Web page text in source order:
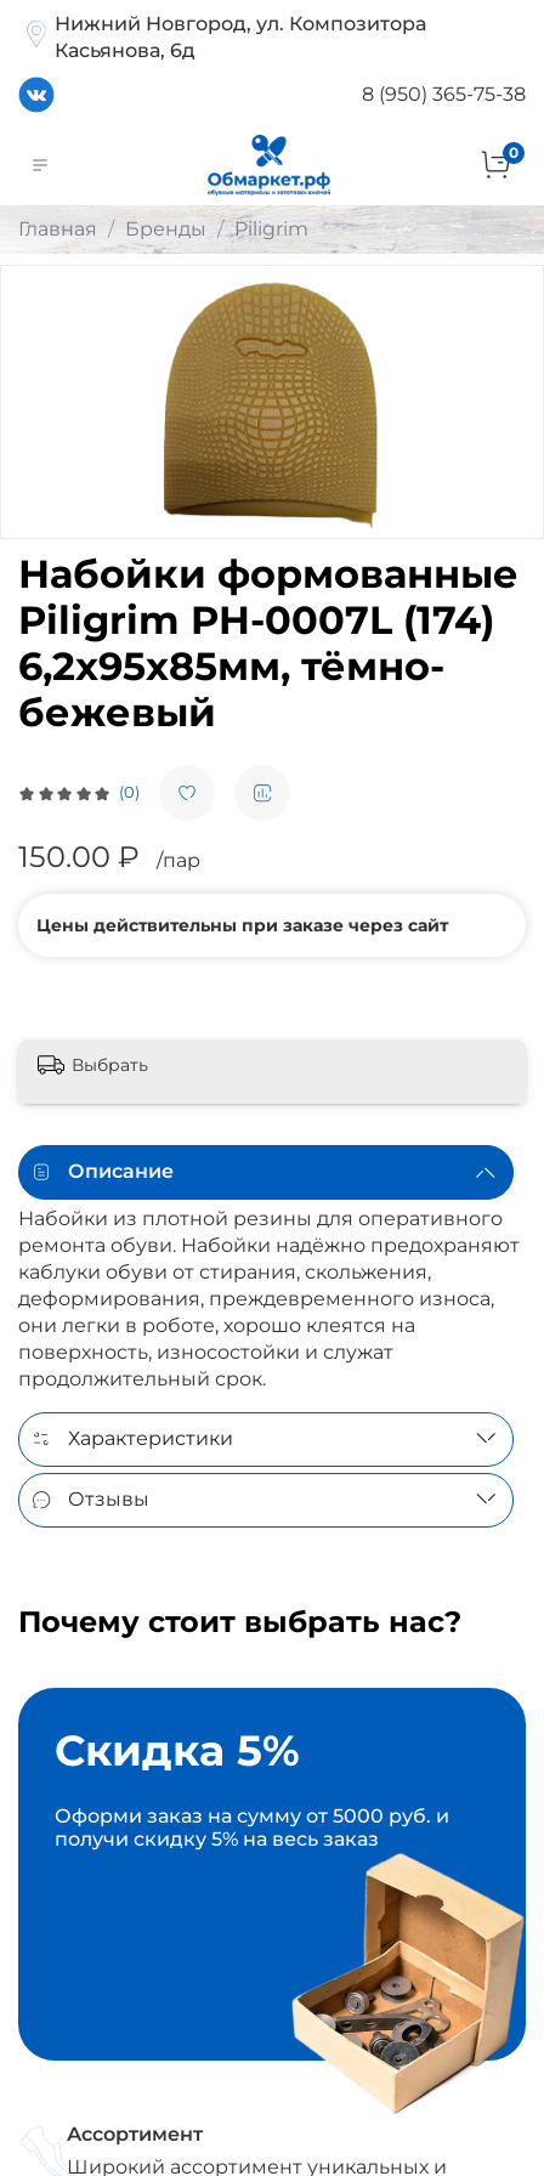
Нижний Новгород, ул. Композитора
Касьянова, 6д
8 (950) 365-75-38
0
Главная Бренды Piligrim
(0)
Набойки формованные
Piligrim PH-0007L (174)
6,2х95х85мм, тёмно-
бежевый
150.00 ₽ /пар
Цены действительны при заказе через сайт
Выбрать
Описание
Набойки из плотной резины для оперативного
ремонта обуви. Набойки надёжно предохраняют
каблуки обуви от стирания, скольжения,
деформирования, преждевременного износа,
они легки в роботе, хорошо клеятся на
поверхность, износостойки и служат
продолжительный срок.
Характеристики
Отзывы
Почему стоит выбрать нас?
Скидка 5%
Оформи заказ на сумму от 5000 руб. и
получи скидку 5% на весь заказ
Ассортимент
Широкий ассортимент уникальных и